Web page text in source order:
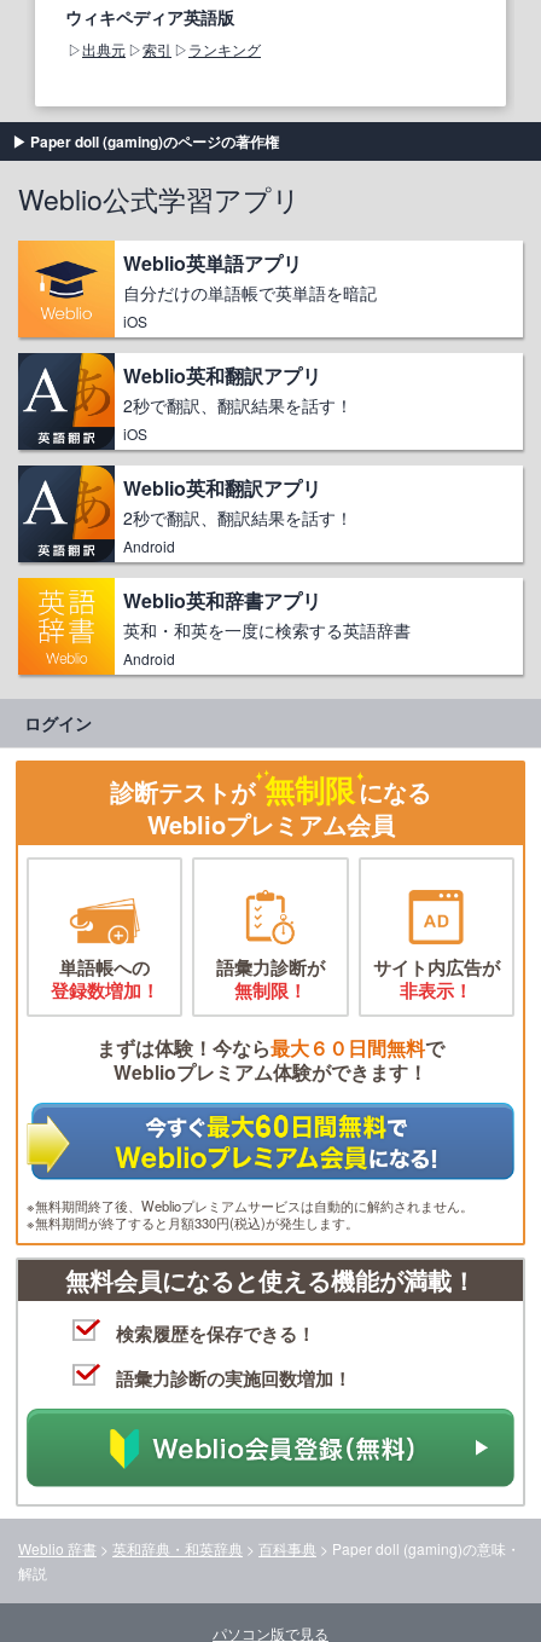
ウィキペディア英語版
出典元 索引 ランキング
Paper doll (gaming)のページの著作権
Weblio公式学習アプリ
Weblio英単語アプリ
自分だけの単語帳で英単語を暗記
iOS
Weblio英和翻訳アプリ
2秒で翻訳、翻訳結果を話す！
iOS
Weblio英和翻訳アプリ
2秒で翻訳、翻訳結果を話す！
Android
Weblio英和辞書アプリ
英和・和英を一度に検索する英語辞書
Android
ログイン
診断テストが 無制限になる
Weblioプレミアム会員
単語帳への
登録数増加！
語彙力診断が
無制限！
サイト内広告が
非表示！
まずは体験！今なら最大６０日間無料で
Weblioプレミアム体験ができます！
※無料期間終了後、Weblioプレミアムサービスは自動的に解約されません。
※無料期間が終了すると月額330円(税込)が発生します。
無料会員になると使える機能が満載！
検索履歴を保存できる！
語彙力診断の実施回数増加！
Weblio 辞書 > 英和辞典・和英辞典 > 百科事典 > Paper doll (gaming)の意味・
解説
パソコン版で見る